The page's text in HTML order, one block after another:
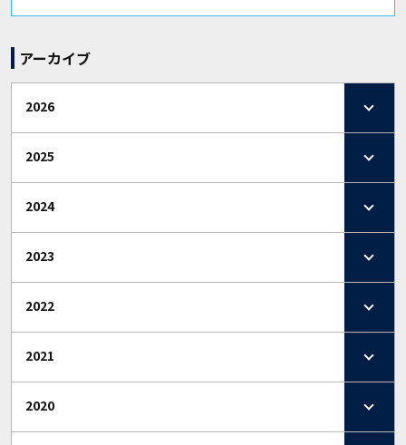
アーカイブ
2026
2025
2024
2023
2022
2021
2020